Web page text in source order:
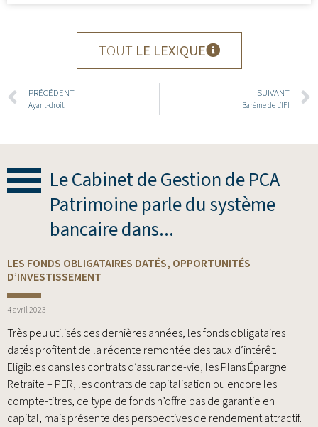
TOUT LE LEXIQUE
PRÉCÉDENT
Ayant-droit
SUIVANT
Barème de L’IFI
Le Cabinet de Gestion de PCA
Patrimoine parle du système
bancaire dans...
LES FONDS OBLIGATAIRES DATÉS, OPPORTUNITÉS
D’INVESTISSEMENT
4 avril 2023
Très peu utilisés ces dernières années, les fonds obligataires
datés profitent de la récente remontée des taux d’intérêt.
Eligibles dans les contrats d’assurance-vie, les Plans Épargne
Retraite – PER, les contrats de capitalisation ou encore les
compte-titres, ce type de fonds n’offre pas de garantie en
capital, mais présente des perspectives de rendement attractif.